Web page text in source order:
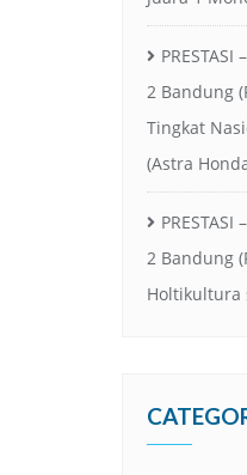
2 Bandung
Tingkat
(Astra
2 Bandung
Holtikultura